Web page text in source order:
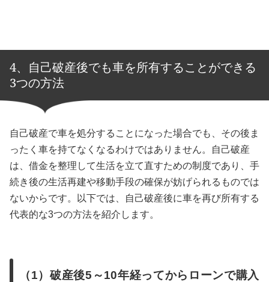
4、自己破産後でも車を所有することができる
3つの方法
自己破産で車を処分することになった場合でも、その後ま
ったく車を持てなくなるわけではありません。自己破産
は、借金を整理して生活を立て直すための制度であり、手
続き後の生活再建や移動手段の確保が妨げられるものでは
ないからです。以下では、自己破産後に車を再び所有する
代表的な3つの方法を紹介します。
（1）破産後5～10年経ってからローンで購入